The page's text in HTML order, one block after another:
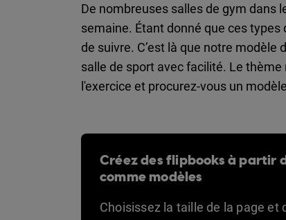
De nombreuses salles de gym dans
semaine. Étant donné que ces
de suivre. C’est là que notre
salle de sport avec facilité. Le
l'exercice et procurez-vous un
Créez des flipbooks à partir
comme modèles
Choisissez la taille de la page et